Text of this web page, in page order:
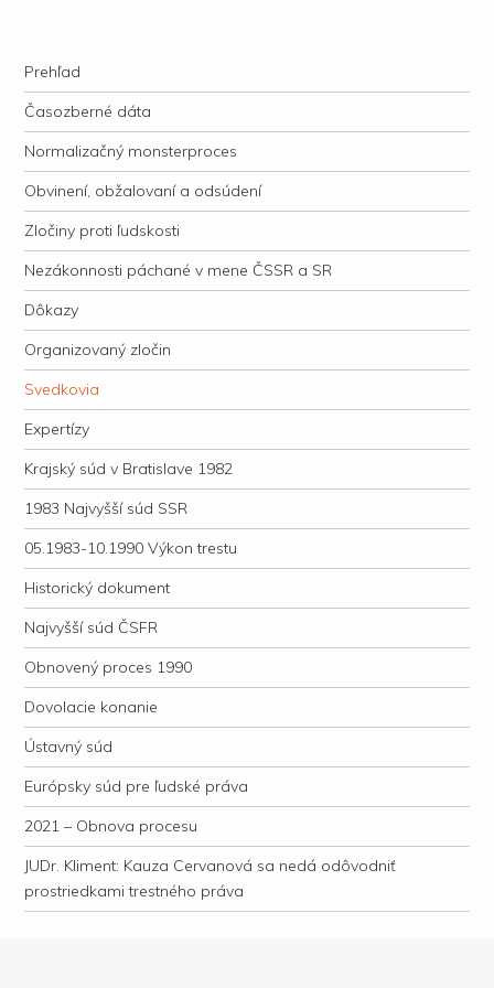
justície
Navigation
Skip to content
Prehľad
Časozberné dáta
Normalizačný monsterproces
Obvinení, obžalovaní a odsúdení
Zločiny proti ľudskosti
Nezákonnosti páchané v mene ČSSR a SR
Dôkazy
Organizovaný zločin
Svedkovia
Expertízy
Krajský súd v Bratislave 1982
1983 Najvyšší súd SSR
05.1983-10.1990 Výkon trestu
Historický dokument
Najvyšší súd ČSFR
Obnovený proces 1990
Dovolacie konanie
Ústavný súd
Európsky súd pre ľudské práva
2021 – Obnova procesu
JUDr. Kliment: Kauza Cervanová sa nedá odôvodniť
prostriedkami trestného práva